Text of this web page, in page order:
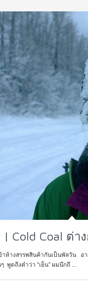
Cold Coal ต่า
ห้างสรรพสินค้ากันเป็นพัลวัน อ
ดถึงคำว่า “เย็น” ผมนึกถึ ...